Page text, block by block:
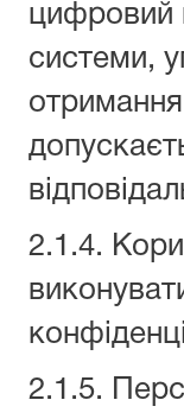
цифровий
системи,
2.1.4.
2.1.5.